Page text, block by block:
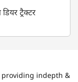
ट्रैक्टर
providing indepth &